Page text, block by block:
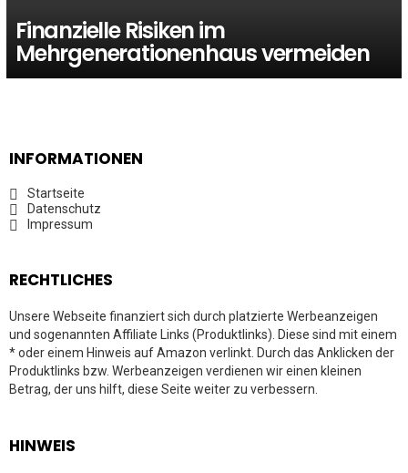
Finanzielle Risiken im
Mehrgenerationenhaus vermeiden
INFORMATIONEN
Startseite
Datenschutz
Impressum
RECHTLICHES
Unsere Webseite finanziert sich durch platzierte Werbeanzeigen
und sogenannten Affiliate Links (Produktlinks). Diese sind mit einem
* oder einem Hinweis auf Amazon verlinkt. Durch das Anklicken der
Produktlinks bzw. Werbeanzeigen verdienen wir einen kleinen
Betrag, der uns hilft, diese Seite weiter zu verbessern.
HINWEIS